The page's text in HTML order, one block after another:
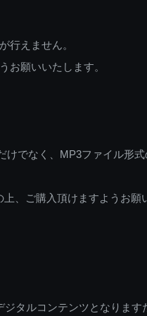
行えません。
お願いいたします。
でなく、MP3ファイル形
、ご購入頂けますようお願
タルコンテンツとなります